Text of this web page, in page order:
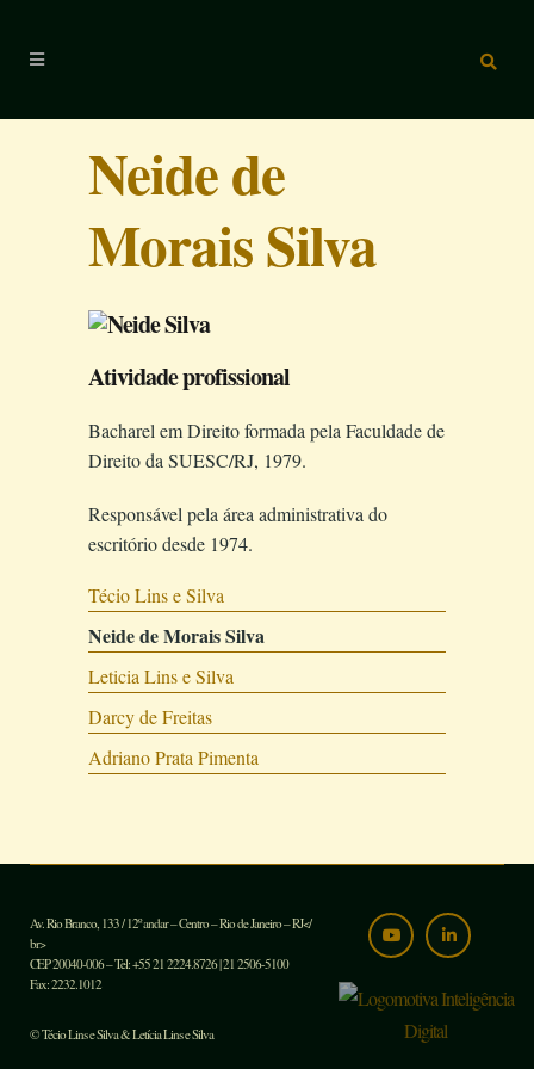
Neide de
Morais Silva
Atividade profissional
Bacharel em Direito formada pela Faculdade de
Direito da SUESC/RJ, 1979.
Responsável pela área administrativa do
escritório desde 1974.
Técio Lins e Silva
Neide de Morais Silva
Leticia Lins e Silva
Darcy de Freitas
Adriano Prata Pimenta
Av. Rio Branco, 133 / 12º andar – Centro – Rio de Janeiro – RJ</
br>
CEP 20040-006 – Tel: +55 21 2224.8726 | 21 2506-5100
Fax: 2232.1012
© Técio Lins e Silva & Letícia Lins e Silva